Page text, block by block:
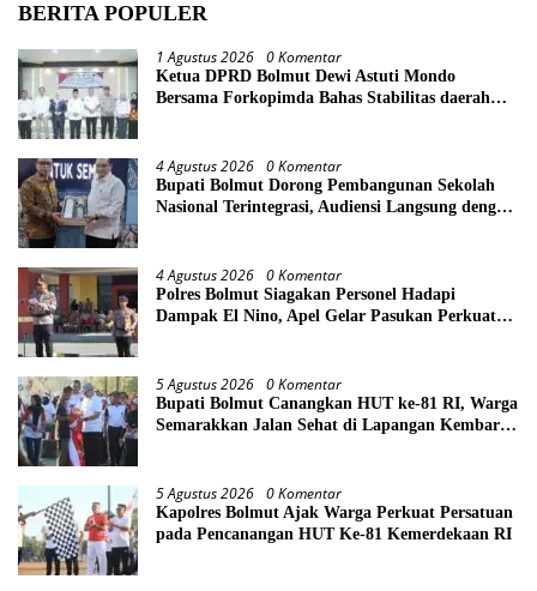
BERITA POPULER
1 Agustus 2026 0 Komentar
Ketua DPRD Bolmut Dewi Astuti Mondo
Bersama Forkopimda Bahas Stabilitas daerah
4 Agustus 2026 0 Komentar
Bupati Bolmut Dorong Pembangunan Sekolah
Nasional Terintegrasi, Audiensi Langsung dengan
4 Agustus 2026 0 Komentar
Polres Bolmut Siagakan Personel Hadapi
Dampak El Nino, Apel Gelar Pasukan Perkuat
5 Agustus 2026 0 Komentar
Bupati Bolmut Canangkan HUT ke-81 RI, Warga
Semarakkan Jalan Sehat di Lapangan Kembar
5 Agustus 2026 0 Komentar
Kapolres Bolmut Ajak Warga Perkuat Persatuan
pada Pencanangan HUT Ke-81 Kemerdekaan RI